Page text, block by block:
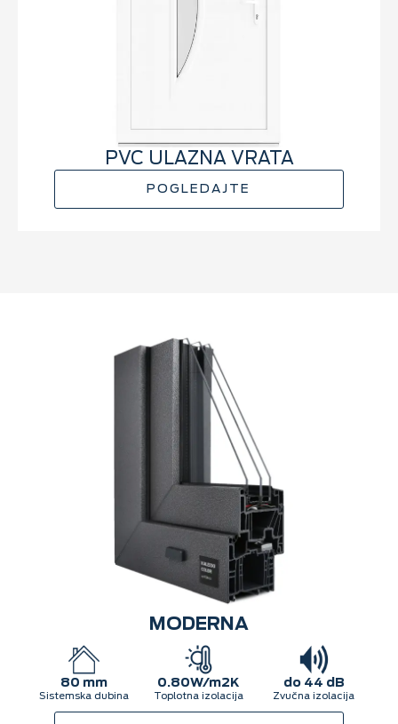
PVC ULAZNA VRATA
POGLEDAJTE
MODERNA
80 mm
Sistemska dubina
0.80W/m2K
Toplotna izolacija
do 44 dB
Zvučna izolacija